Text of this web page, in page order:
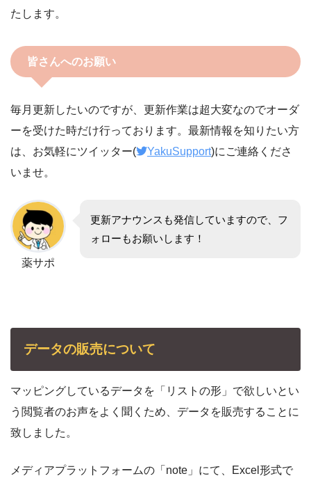
たします。
皆さんへのお願い
毎月更新したいのですが、更新作業は超大変なのでオーダ
ーを受けた時だけ行っております。最新情報を知りたい方
は、お気軽にツイッター(
YakuSupport)にご連絡くださ
いませ。
薬サポ
更新アナウンスも発信していますので、フ
ォローもお願いします！
データの販売について
マッピングしているデータを「リストの形」で欲しいとい
う閲覧者のお声をよく聞くため、データを販売することに
致しました。
メディアプラットフォームの「note」にて、Excel形式で